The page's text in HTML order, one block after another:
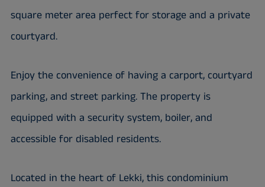
square meter area perfect for storage and a private
courtyard.
Enjoy the convenience of having a carport, courtyard
parking, and street parking. The property is
equipped with a security system, boiler, and
accessible for disabled residents.
Located in the heart of Lekki, this condominium